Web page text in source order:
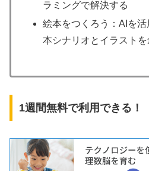
ラミングで解決する
絵本をつくろう：AIを
本シナリオとイラストを
1週間無料で利用できる！